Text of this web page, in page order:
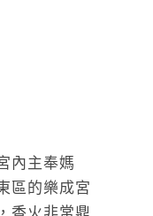
內主奉媽
區的樂成宮